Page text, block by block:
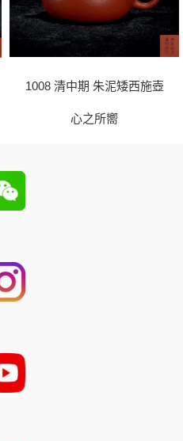
1008 清中期 朱泥矮西施壺
心之所嚮